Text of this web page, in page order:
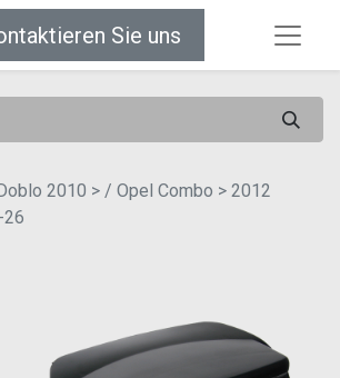
Sie uns
2010 > / Opel Combo > 2012
26